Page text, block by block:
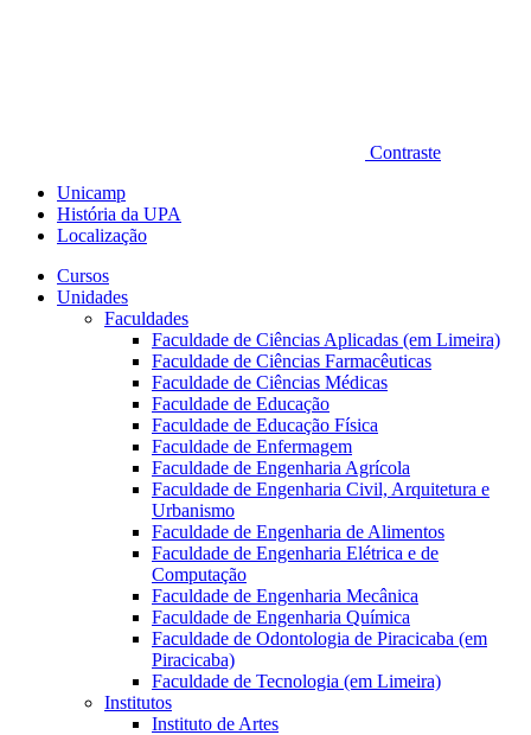
Contraste
Unicamp
História da UPA
Localização
Cursos
Unidades
Faculdades
Faculdade de Ciências Aplicadas (em Limeira)
Faculdade de Ciências Farmacêuticas
Faculdade de Ciências Médicas
Faculdade de Educação
Faculdade de Educação Física
Faculdade de Enfermagem
Faculdade de Engenharia Agrícola
Faculdade de Engenharia Civil, Arquitetura e
Urbanismo
Faculdade de Engenharia de Alimentos
Faculdade de Engenharia Elétrica e de
Computação
Faculdade de Engenharia Mecânica
Faculdade de Engenharia Química
Faculdade de Odontologia de Piracicaba (em
Piracicaba)
Faculdade de Tecnologia (em Limeira)
Institutos
Instituto de Artes